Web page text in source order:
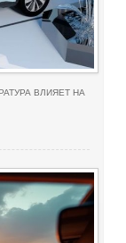
ВЛИЯЕТ НА